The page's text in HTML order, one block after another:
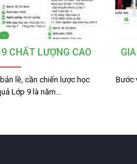
CHẤT LƯỢNG CAO
lề, cần chiến lược học
Lớp 9 là năm…
Bước